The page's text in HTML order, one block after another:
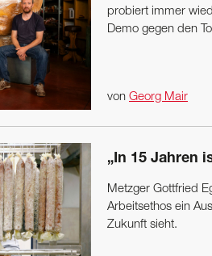
probiert immer
Demo gegen den
von Georg Mair
„In 15 Jahren
Metzger Gottfried
Arbeitsethos ein
Zukunft sieht.